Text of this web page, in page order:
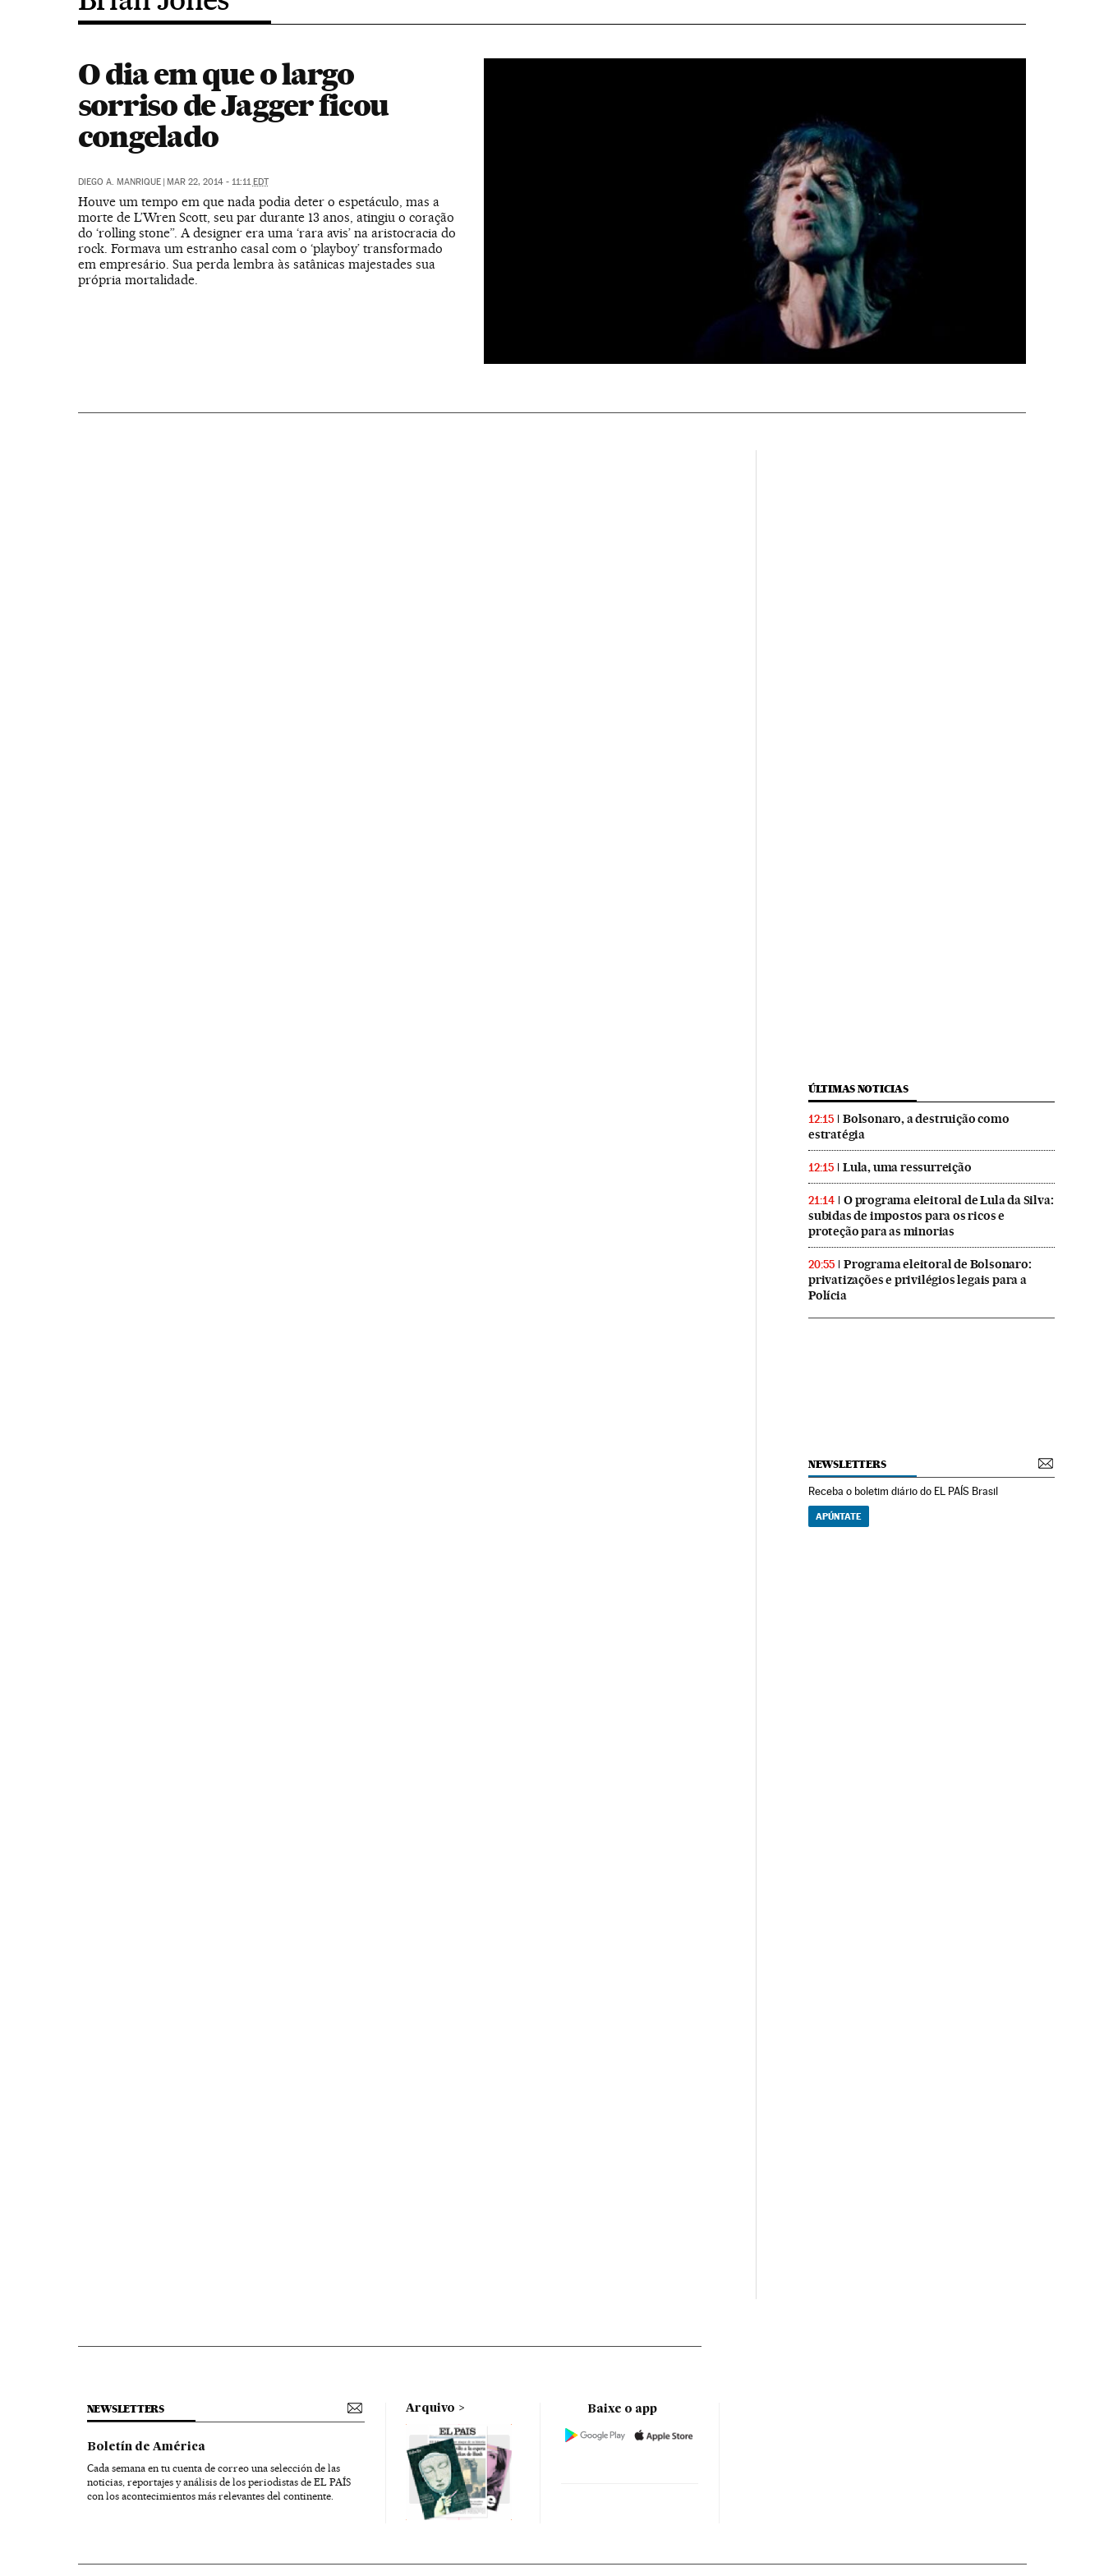
O dia em que o largo
sorriso de Jagger ficou
congelado
DIEGO A. MANRIQUE | MAR 22, 2014 - 11:11EDT
Houve um tempo em que nada podia deter o espetáculo, mas a
morte de L’Wren Scott, seu par durante 13 anos, atingiu o coração
do ‘rolling stone”. A designer era uma ‘rara avis’ na aristocracia do
rock. Formava um estranho casal com o ‘playboy’ transformado
em empresário. Sua perda lembra às satânicas majestades sua
própria mortalidade.
ÚLTIMAS NOTICIAS
12:15
Bolsonaro, a destruição como
estratégia
12:15 Lula, uma ressurreição
21:14
O programa eleitoral de Lula da Silva:
subidas de impostos para os ricos e
proteção para as minorias
20:55
Programa eleitoral de Bolsonaro:
privatizações e privilégios legais para a
Polícia
NEWSLETTERS
Receba o boletim diário do EL PAÍS Brasil
APÚNTATE
NEWSLETTERS
Boletín de América
Cada semana en tu cuenta de correo una selección de las
noticias, reportajes y análisis de los periodistas de EL PAÍS
con los acontecimientos más relevantes del continente.
Arquivo Baixe o app